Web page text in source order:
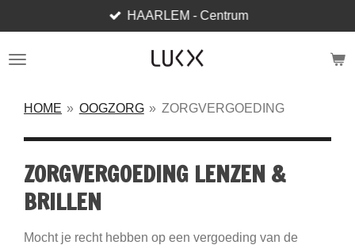
direct
naar
HAARLEM - Centrum
HOME » OOGZORG » ZORGVERGOEDING
ZORGVERGOEDING LENZEN &
BRILLEN
Mocht je recht hebben op een vergoeding van de